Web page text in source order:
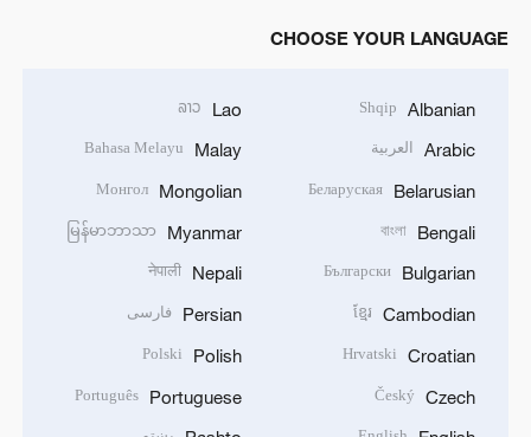
CHOOSE YOUR LANGUAGE
Albanian
Shqip
Arabic العربية
Belarusian
Беларуская
Bengali
বাংলা
Bulgarian
Български
Cambodian
ខ្មែរ
Croatian
Hrvatski
Czech
Český
Lao
ລາວ
Malay
Bahasa Melayu
Mongolian
Монгол
Myanmar
မြန်မာဘာသာ
Nepali
नेपाली
Persian فارسی
Polish
Polski
Portuguese
Português